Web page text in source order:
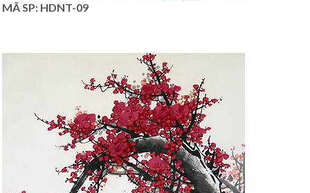
MÃ SP: HDNT-09